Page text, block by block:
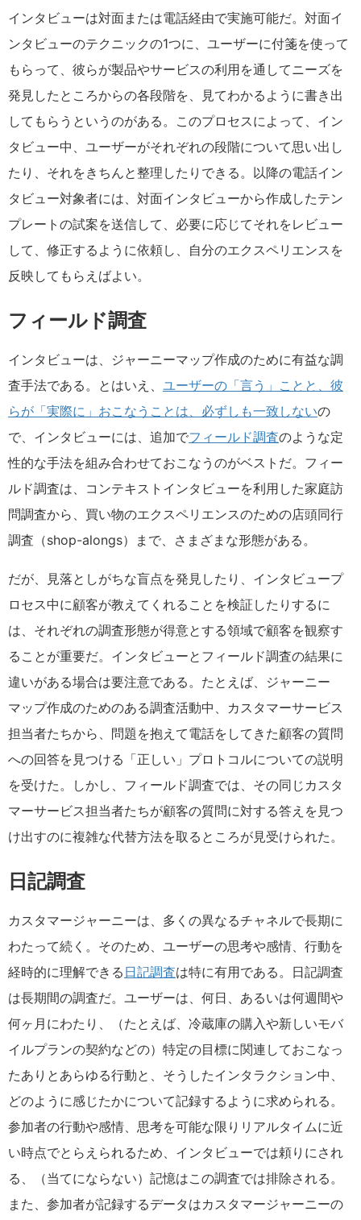
インタビューは対面または電話経由で実施可能だ。対面イ
ンタビューのテクニックの1つに、ユーザーに付箋を使って
もらって、彼らが製品やサービスの利用を通してニーズを
発見したところからの各段階を、見てわかるように書き出
してもらうというのがある。このプロセスによって、イン
タビュー中、ユーザーがそれぞれの段階について思い出し
たり、それをきちんと整理したりできる。以降の電話イン
タビュー対象者には、対面インタビューから作成したテン
プレートの試案を送信して、必要に応じてそれをレビュー
して、修正するように依頼し、自分のエクスペリエンスを
反映してもらえばよい。
フィールド調査
インタビューは、ジャーニーマップ作成のために有益な調
査手法である。とはいえ、 ユーザーの「言う」ことと、彼
らが「実際に」おこなうことは、必ずしも一致しないの
で、インタビューには、追加でフィールド調査のような定
性的な手法を組み合わせておこなうのがベストだ。フィー
ルド調査は、コンテキストインタビューを利用した家庭訪
問調査から、買い物のエクスペリエンスのための店頭同行
調査（shop-alongs）まで、さまざまな形態がある。
だが、見落としがちな盲点を発見したり、インタビュープ
ロセス中に顧客が教えてくれることを検証したりするに
は、それぞれの調査形態が得意とする領域で顧客を観察す
ることが重要だ。インタビューとフィールド調査の結果に
違いがある場合は要注意である。たとえば、ジャーニー
マップ作成のためのある調査活動中、カスタマーサービス
担当者たちから、問題を抱えて電話をしてきた顧客の質問
への回答を見つける「正しい」プロトコルについての説明
を受けた。しかし、フィールド調査では、その同じカスタ
マーサービス担当者たちが顧客の質問に対する答えを見つ
け出すのに複雑な代替方法を取るところが見受けられた。
日記調査
カスタマージャーニーは、多くの異なるチャネルで長期に
わたって続く。そのため、ユーザーの思考や感情、行動を
経時的に理解できる 日記調査は特に有用である。日記調査
は長期間の調査だ。ユーザーは、何日、あるいは何週間や
何ヶ月にわたり、（たとえば、冷蔵庫の購入や新しいモバ
イルプランの契約などの）特定の目標に関連しておこなっ
たありとあらゆる行動と、そうしたインタラクション中、
どのように感じたかについて記録するように求められる。
参加者の行動や感情、思考を可能な限りリアルタイムに近
い時点でとらえられるため、インタビューでは頼りにされ
る、（当てにならない）記憶はこの調査では排除される。
また、参加者が記録するデータはカスタマージャーニーの